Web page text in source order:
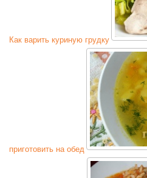
Как варить куриную грудку
приготовить на обед